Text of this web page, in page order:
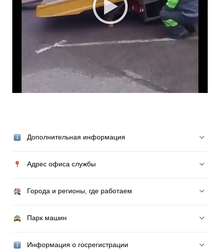
Дополнительная информация
Адрес офиса службы
Города и регионы, где работаем
Парк машин
Информация о госрегистрации